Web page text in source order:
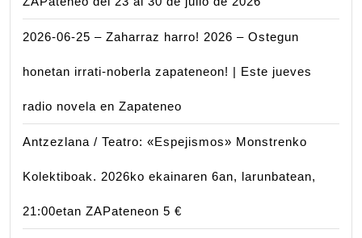
2026-06-25 – Zaharraz harro! 2026 – Ostegun
honetan irrati-noberla zapateneon! | Este jueves
radio novela en Zapateneo
Antzezlana / Teatro: «Espejismos» Monstrenko
Kolektiboak. 2026ko ekainaren 6an, larunbatean,
21:00etan ZAPateneon 5 €